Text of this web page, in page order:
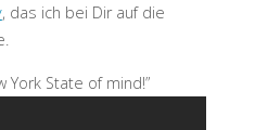
, das ich bei Dir auf die
York State of mind!”